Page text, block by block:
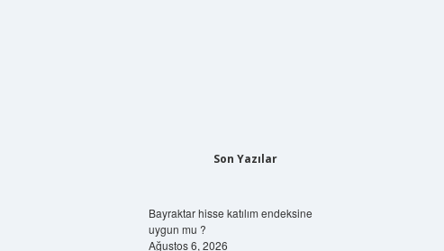
Son Yazılar
Bayraktar hisse katılım endeksine
uygun mu ?
Ağustos 6, 2026